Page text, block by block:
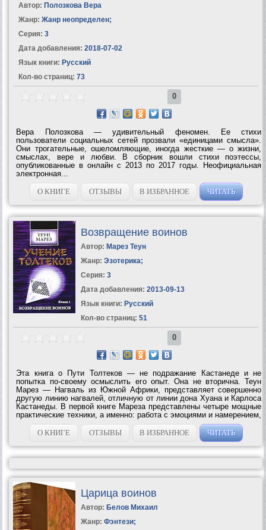
Автор: Полозкова Вера
Жанр: Жанр неопределен;
Серия: 3
Дата добавления: 2018-07-02
Язык книги: Русский
Кол-во страниц: 73
0
Вера Полозкова — удивительный феномен. Ее стихи
пользователи социальных сетей прозвали «единицами смысла».
Они трогательные, ошеломляющие, иногда жесткие — о жизни,
смыслах, вере и любви. В сборник вошли стихи поэтессы,
опубликованные в онлайн с 2013 по 2017 годы. Неофициальная
электронная...
О КНИГЕ
ОТЗЫВЫ В ИЗБРАННОЕ ЧИТАТЬ
Возвращение воинов
Автор: Марез Теун
Жанр: Эзотерика;
Серия: 3
Дата добавления: 2013-09-13
Язык книги: Русский
Кол-во страниц: 51
0
Эта книга о Пути Толтеков — не подражание Кастанеде и не
попытка по-своему осмыслить его опыт. Она не вторична. Теун
Марез — Нагваль из Южной Африки, представляет совершенно
другую линию нагвалей, отличную от линии дона Хуана и Карлоса
Кастанеды. В первой книге Мареза представлены четыре мощные
практические техники, а именно: работа с эмоциями и намерением,
перепросмотр, сталкинг н не-делание. В следующих двух книгах
О КНИГЕ ОТЗЫВЫ В ИЗБРАННОЕ ЧИТАТЬ
Царица воинов
Автор: Белов Михаил
Жанр: Фэнтези;